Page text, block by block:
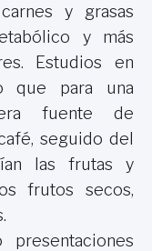
y grasas
y más
Estudios en
que para una
fuente de
seguido del
las frutas y
frutos secos,